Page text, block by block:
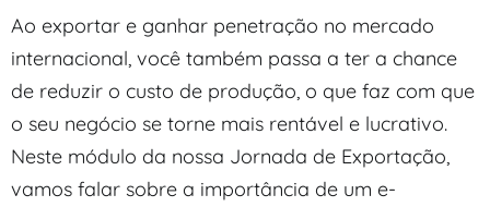
Ao exportar e ganhar penetração no mercado
internacional, você também passa a ter a chance
de reduzir o custo de produção, o que faz com que
o seu negócio se torne mais rentável e lucrativo.
Neste módulo da nossa Jornada de Exportação,
vamos falar sobre a importância de um e-